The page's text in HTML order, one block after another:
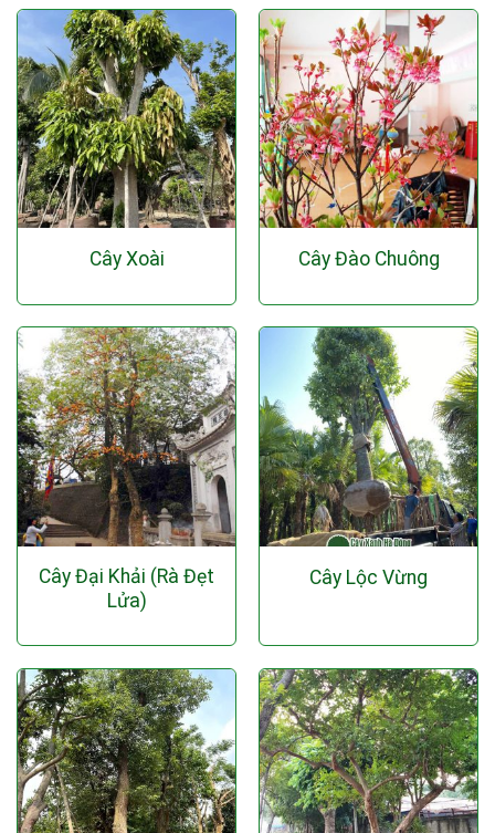
Cây Xoài Cây Đào Chuông
Cây Đại Khải (Rà Đẹt
Lửa)
Cây Lộc Vừng